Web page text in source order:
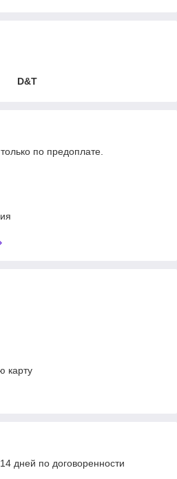
D&T
по предоплате.
карту
дней по договоренности